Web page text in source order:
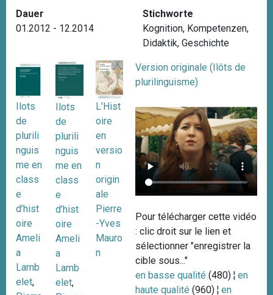
Dauer
01.2012 - 12.2014
Stichworte
Kognition, Kompetenzen,
Didaktik, Geschichte
Ilots
de
plurili
nguis
me en
class
e
d’hist
oire
Ameli
a
Lamb
elet,
Ilots
de
plurili
nguis
me en
class
e
d’hist
oire
Ameli
a
Lamb
elet,
L'Hist
oire
en
versio
n
origin
ale
Pierre
-Yves
Mauro
n
Version originale (Ilôts de
plurilinguisme)
Pour télécharger cette vidéo
: clic droit sur le lien et
sélectionner "enregistrer la
cible sous..."
en basse qualité (480) ¦ en
haute qualité (960) ¦ en